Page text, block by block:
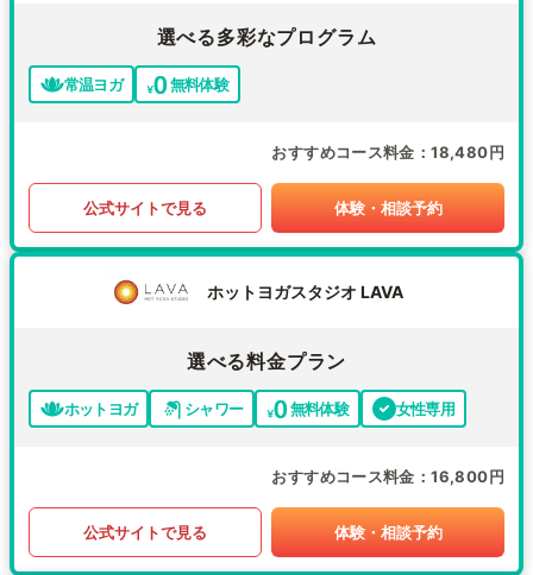
選べる多彩なプログラム
常温ヨガ 無料体験
おすすめコース料金 18,480円
公式サイトで見る 体験・相談予約
ホットヨガスタジオ LAVA
選べる料金プラン
ホットヨガ シャワー 無料体験 女性専用
おすすめコース料金 16,800円
公式サイトで見る 体験・相談予約